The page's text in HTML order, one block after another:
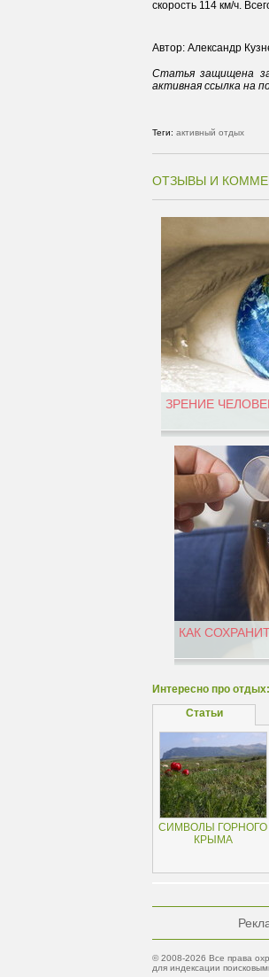
скорость 114 км/ч.
Автор: Александр
Статья защищена
активная ссылка на
Теги: активный отдых
ОТЗЫВЫ И
ЗРЕНИЕ
КАК
Интересно про отдых:
Статьи
СИМВОЛЫ ГОРНОГО
КРЫМА
© 2008-2026 Все права
для индексации